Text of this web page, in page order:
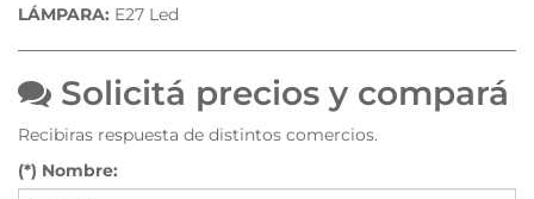
LÁMPARA: E27 Led
Solicitá precios y compará
Recibiras respuesta de distintos comercios.
(*) Nombre: